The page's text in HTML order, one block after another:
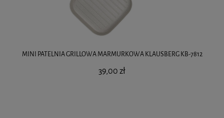
MINI PATELNIA GRILLOWA MARMURKOWA KLAUSBERG KB-7812
39,00 zł